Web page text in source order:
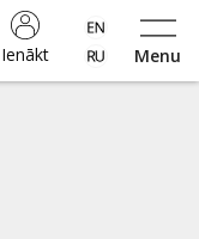
Menu
Ienākt